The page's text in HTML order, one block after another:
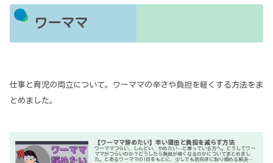
ワーママ
仕事と育児の両立について。ワーママの辛さや負担を軽くする方法をま
とめました。
【ワーママ辞めたい】辛い理由と負担を減らす方法
ワーママつらい、しんどい、やめたい…と思っている方へ。どうしてワー
ママがつらいのか？どうしたら負担が軽くなるのかについてまとめまし
た。とあるワーママの1日をもとに、少しでも前向きに取り組める解決策